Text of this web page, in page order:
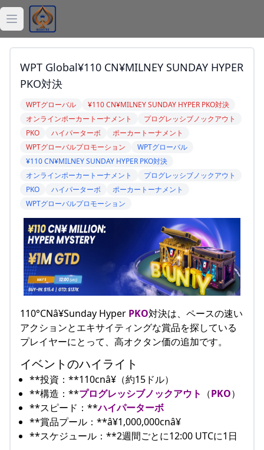
Open main menu
ジョーカー
バラトロ
Balatro計算機
Balatro記事
WPT Global¥110 CN¥MILNEY SUNDAY HYPER
PKO対決
WPTグローバル
¥110 CN¥MILNEY SUNDAY HYPER PKO対決
オンラインポーカートーナメント
プログレッシブノックアウト
PKO
ハイパーターボ
ポーカートーナメント
WPTグローバルプロモーション
WPTグローバル
¥110 CN¥MILNEY SUNDAY HYPER PKO対決
オンラインポーカートーナメント
プログレッシブノックアウト
PKO
ハイパーターボ
ポーカートーナメント
WPTグローバルプロモーション
110°CNâ¥Sunday Hyper PKO対決は、ペースの速い
アクションとエキサイティングな賞品を探している
プレイヤーにとって、高オクタン価の追加です。
イベントのハイライト
**投資：**110cnâ¥（約15ドル）
**構造：**プログレッシブノックアウト （PKO）
**スピード：**ハイパーターボ
**賞品プール：**â¥1,000,000cnâ¥
**スケジュール：**2週間ごとに12:00 UTCに1日